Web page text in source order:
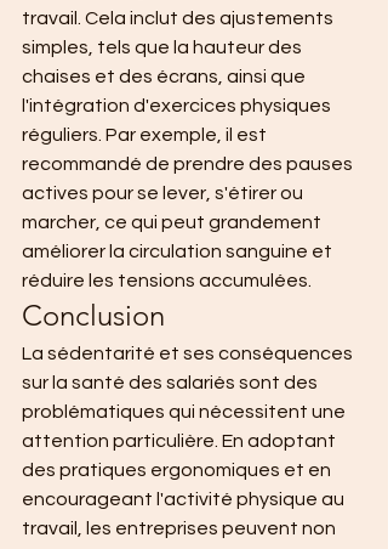
travail. Cela inclut des ajustements
simples, tels que la hauteur des
chaises et des écrans, ainsi que
l'intégration d'exercices physiques
réguliers. Par exemple, il est
recommandé de prendre des pauses
actives pour se lever, s'étirer ou
marcher, ce qui peut grandement
améliorer la circulation sanguine et
réduire les tensions accumulées.
Conclusion
La sédentarité et ses conséquences
sur la santé des salariés sont des
problématiques qui nécessitent une
attention particulière. En adoptant
des pratiques ergonomiques et en
encourageant l'activité physique au
travail, les entreprises peuvent non